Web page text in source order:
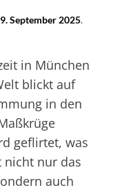
September 2025.
in München
blickt auf
in den
geflirtet, was
nicht nur das
auch